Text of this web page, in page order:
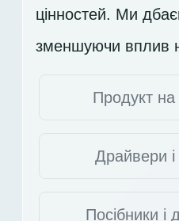
цінностей. Ми
зменшуючи вплив
Продукт на
Драйвери і
Посібники і